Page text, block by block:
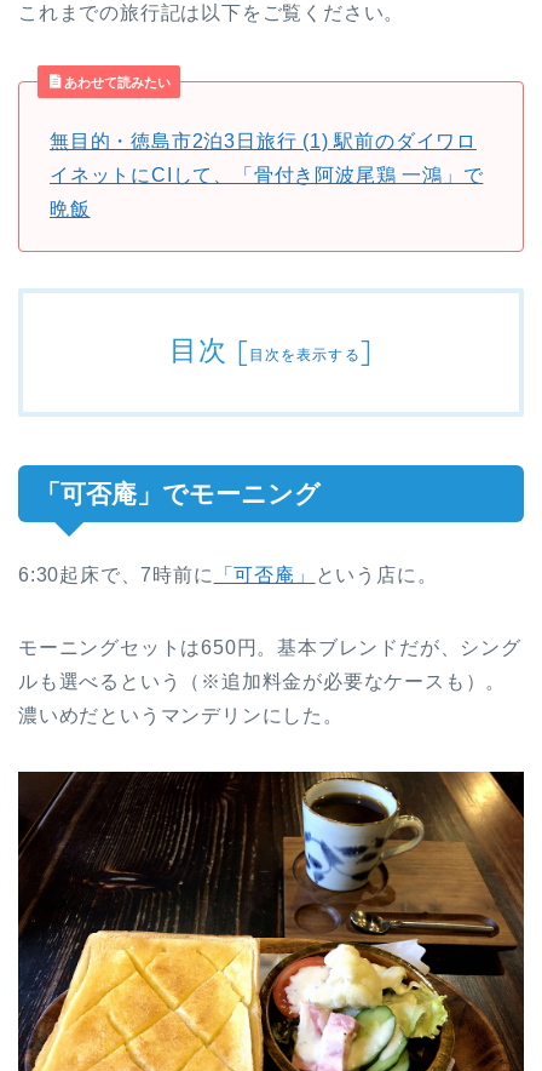
これまでの旅行記は以下をご覧ください。
あわせて読みたい
無目的・徳島市2泊3日旅行 (1) 駅前のダイワロ
イネットにCIして、「骨付き阿波尾鶏 一鴻」で
晩飯
目次 [目次を表示する]
「可否庵」でモーニング
6:30起床で、7時前に 「可否庵」 という店に。
モーニングセットは650円。基本ブレンドだが、シング
ルも選べるという（※追加料金が必要なケースも）。
濃いめだというマンデリンにした。